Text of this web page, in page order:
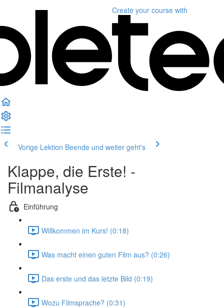
Create your course with
Vorige Lektion Beende und weiter geht's
Klappe, die Erste! -
Filmanalyse
Einführung
Willkommen im Kurs! (0:18)
Was macht einen guten Film aus? (0:26)
Das erste und das letzte Bild (0:19)
Wozu Filmsprache? (0:31)